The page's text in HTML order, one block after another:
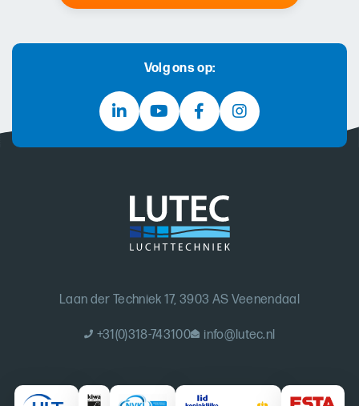
Volg ons op:
Laan der Techniek 17, 3903 AS Veenendaal
+31(0)318-743100 info@lutec.nl